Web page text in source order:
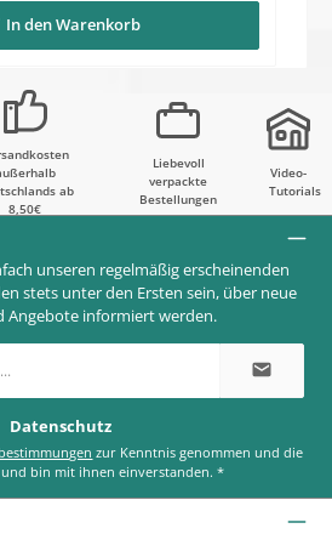
In den Warenkorb
ab
8,50€
Liebevoll
verpackte
Bestellungen
Video-
Tutorials
unseren regelmäßig erscheinenden
stets unter den Ersten sein, über neue
Angebote informiert werden.
Datenschutz
und bin mit ihnen einverstanden.*